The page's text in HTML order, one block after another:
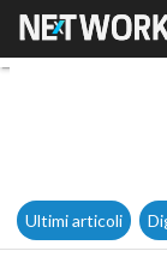
Ultimi articoli